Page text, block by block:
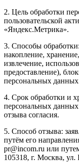
2. Цель обработки
пользовательской
«Яндекс.Метрика».
3. Способы
накопление,
извлечение,
предоставление),
персональных
4. Срок обработки и
персональных
отзыва согласия.
5. Способ отзыва:
путём его
pr@incom.ru или
105318, г. Москва, ул.